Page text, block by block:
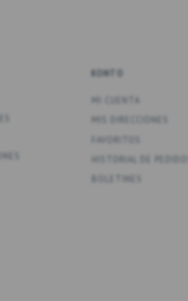
KONTO
MI CUENTA
MIS DIRECCIONES
HISTORIAL DE PEDIDOS